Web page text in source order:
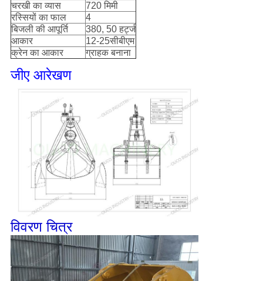
चरखी का व्यास
720 मिमी
रस्सियों का फाल
4
बिजली की आपूर्ति
380, 50 हर्ट्ज
आकार
12-25सीबीएम
क्रेन का आकार
ग्राहक बनाना
जीए आरेखण
विवरण चित्र